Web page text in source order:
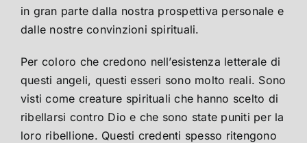
in gran parte dalla nostra prospettiva personale e
dalle nostre convinzioni spirituali.
Per coloro che credono nell’esistenza letterale di
questi angeli, questi esseri sono molto reali. Sono
visti come creature spirituali che hanno scelto di
ribellarsi contro Dio e che sono state puniti per la
loro ribellione. Questi credenti spesso ritengono